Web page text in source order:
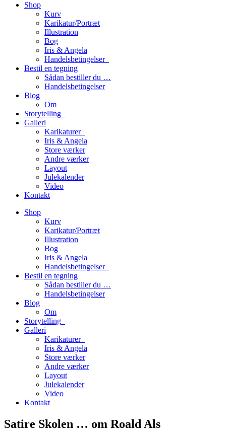
Shop
Kurv
Karikatur/Portræt
Illustration
Bog
Iris & Angela
Handelsbetingelser_
Bestil en tegning
Sådan bestiller du …
Handelsbetingelser
Blog
Om
Storytelling_
Galleri
Karikaturer_
Iris & Angela
Store værker
Andre værker
Layout
Julekalender
Video
Kontakt
Shop
Kurv
Karikatur/Portræt
Illustration
Bog
Iris & Angela
Handelsbetingelser_
Bestil en tegning
Sådan bestiller du …
Handelsbetingelser
Blog
Om
Storytelling_
Galleri
Karikaturer_
Iris & Angela
Store værker
Andre værker
Layout
Julekalender
Video
Kontakt
Satire Skolen … om Roald Als